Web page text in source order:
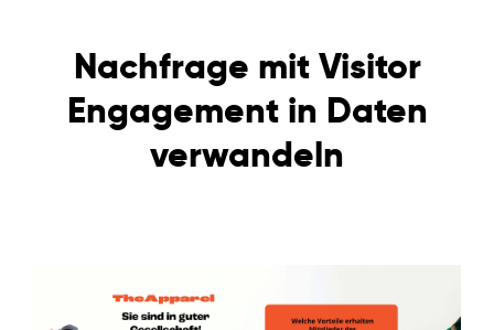
Nachfrage mit Visitor
Engagement in Daten
verwandeln